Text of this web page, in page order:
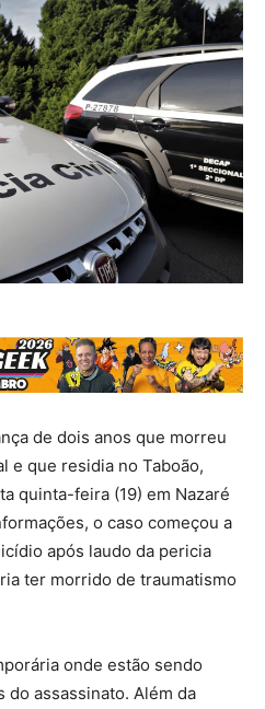
de dois anos que morreu
e que residia no Taboão,
quinta-feira (19) em Nazaré
o caso começou a
após laudo da pericia
ter morrido de traumatismo
onde estão sendo
assassinato. Além da